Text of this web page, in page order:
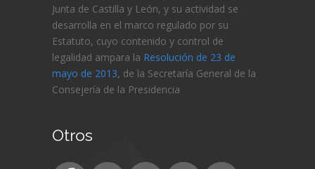
Junta de Castilla y León, y su actividad se
desarrolla en el marco regulado por su
Estatuto, cuyo contenido y control de
legalidad ampara la Resolución de 23 de
mayo de 2013, de la Secretaría General de la
Consejería de la Presidencia
Otros